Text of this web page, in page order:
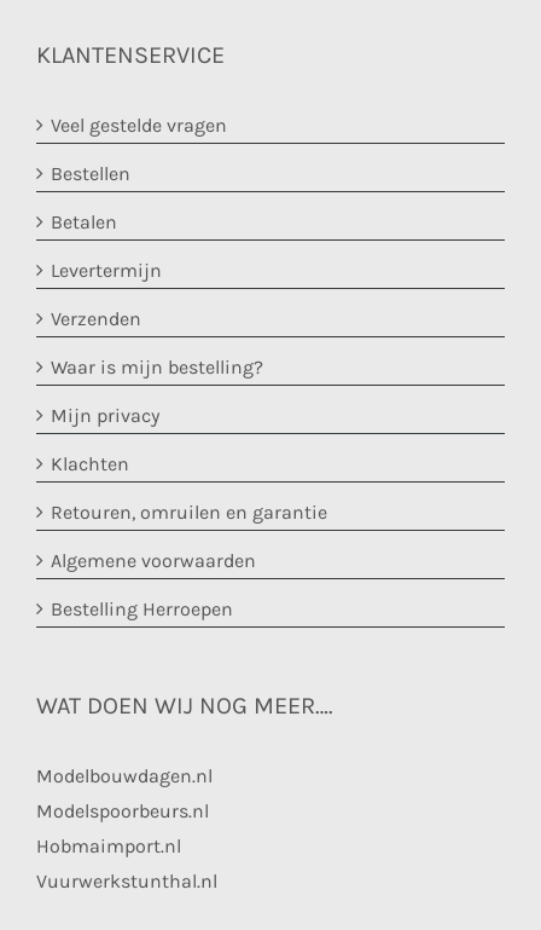
KLANTENSERVICE
Veel gestelde vragen
Bestellen
Betalen
Levertermijn
Verzenden
Waar is mijn bestelling?
Mijn privacy
Klachten
Retouren, omruilen en garantie
Algemene voorwaarden
Bestelling Herroepen
WAT DOEN WIJ NOG MEER….
Modelbouwdagen.nl
Modelspoorbeurs.nl
Hobmaimport.nl
Vuurwerkstunthal.nl